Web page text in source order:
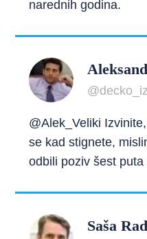
narednih godina.
@Alek_Veliki
se kad stignete,
odbili poziv šest puta
Saša